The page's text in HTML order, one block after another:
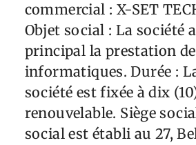
commercial : X-SET
Objet social : La société
principal la prestation
informatiques. Durée :
société est fixée à dix
renouvelable. Siège
social est établi au 27,